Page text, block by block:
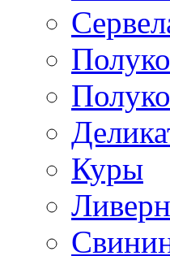
Куры